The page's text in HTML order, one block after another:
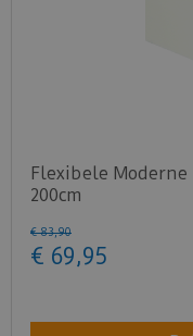
Flexibele
200cm
€ 83,90
€ 69,95